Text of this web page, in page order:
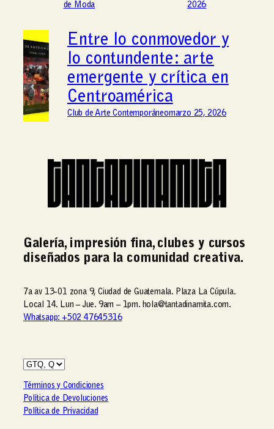
de Moda
2026
Entre lo conmovedor y
lo contundente: arte
emergente y crítica en
Centroamérica
Club de Arte Contemporáneomarzo 25, 2026
Galería, impresión fina, clubes y cursos
diseñados para la comunidad creativa.
7a av 13-01 zona 9, Ciudad de Guatemala. Plaza La Cúpula.
Local 14. Lun – Jue. 9am – 1pm. hola@tantadinamita.com.
Whatsapp: +502 47645316
Términos y Condiciones
Política de Devoluciones
Política de Privacidad